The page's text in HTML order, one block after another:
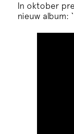
In oktober
nieuw album: